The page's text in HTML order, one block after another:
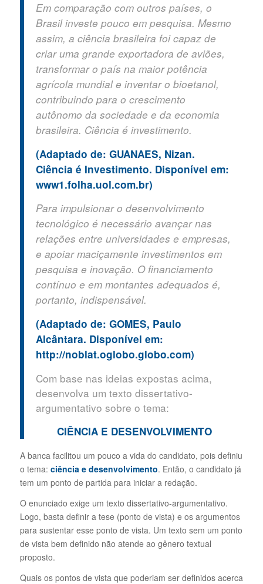
Em comparação com outros países, o
Brasil investe pouco em pesquisa. Mesmo
assim, a ciência brasileira foi capaz de
criar uma grande exportadora de aviões,
transformar o país na maior potência
agrícola mundial e inventar o bioetanol,
contribuindo para o crescimento
autônomo da sociedade e da economia
brasileira. Ciência é investimento.
(Adaptado de: GUANAES, Nizan.
Ciência é Investimento. Disponível em:
www1.folha.uol.com.br)
Para impulsionar o desenvolvimento
tecnológico é necessário avançar nas
relações entre universidades e empresas,
e apoiar maciçamente investimentos em
pesquisa e inovação. O financiamento
contínuo e em montantes adequados é,
portanto, indispensável.
(Adaptado de: GOMES, Paulo
Alcântara. Disponível em:
http://noblat.oglobo.globo.com)
Com base nas ideias expostas acima,
desenvolva um texto dissertativo-
argumentativo sobre o tema:
CIÊNCIA E DESENVOLVIMENTO
A banca facilitou um pouco a vida do candidato, pois definiu
o tema: ciência e desenvolvimento. Então, o candidato já
tem um ponto de partida para iniciar a redação.
O enunciado exige um texto dissertativo-argumentativo.
Logo, basta definir a tese (ponto de vista) e os argumentos
para sustentar esse ponto de vista. Um texto sem um ponto
de vista bem definido não atende ao gênero textual
proposto.
Quais os pontos de vista que poderiam ser definidos acerca